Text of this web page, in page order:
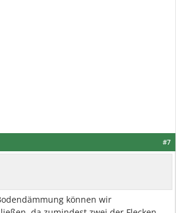
#7
können wir